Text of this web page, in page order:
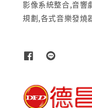
影像系統整合,音響
規劃,各式音樂發燒